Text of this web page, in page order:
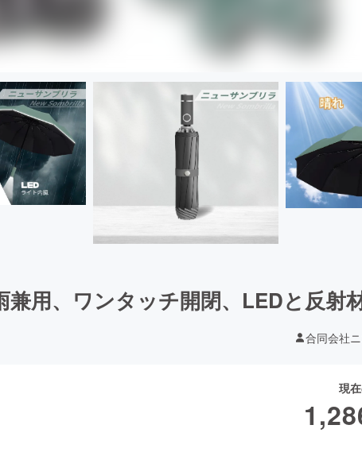
兼用、ワンタッチ開閉、LEDと反射
合同会社
現